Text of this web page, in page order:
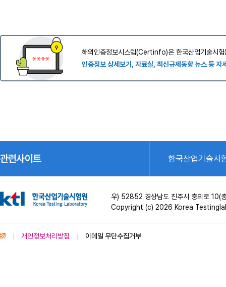
해외인증정보시스템(Certinfo)은 한국산업기술시
인증정보 상세보기, 자료실, 최신규제동향 뉴스 등
관련사이트 한국산업기술시
우) 52852 경상남도 진주시 충의로 10(
Copyright (c) 2026 Korea
개인정보처리방침 이메일 무단수집거부